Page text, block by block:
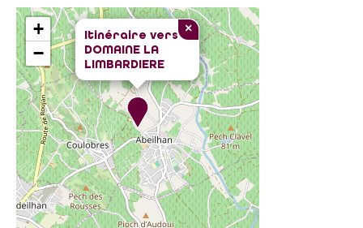
Itinéraire vers
DOMAINE LA
LIMBARDIERE
×
+
−